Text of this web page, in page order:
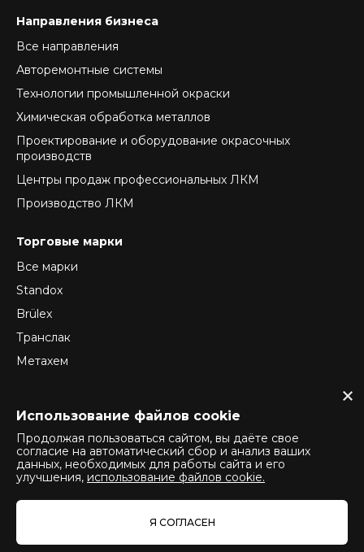
Направления бизнеса
Все направления
Авторемонтные системы
Технологии промышленной окраски
Химическая обработка металлов
Проектирование и оборудование окрасочных
производств
Центры продаж профессиональных ЛКМ
Производство ЛКМ
Торговые марки
Все марки
Standox
Brülex
Транслак
Метахем
Normex
Политика конфиденциальности
Политика использования cookie
Политика оператора обработки персональных данных
Использование файлов cookie
Продолжая пользоваться сайтом, вы даёте свое
согласие на автоматический сбор и анализ ваших
данных, необходимых для работы сайта и его
улучшения, использование файлов cookie.
Я СОГЛАСЕН